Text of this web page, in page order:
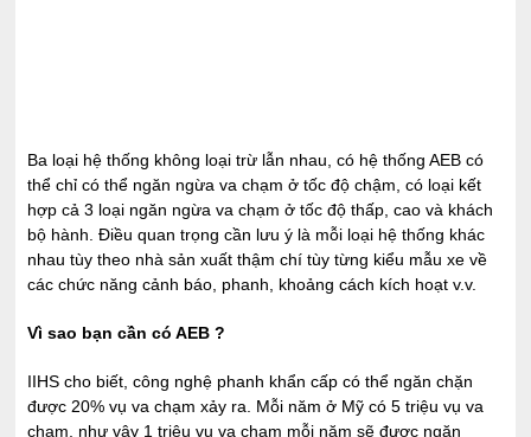
Ba loại hệ thống không loại trừ lẫn nhau, có hệ thống AEB có
thể chỉ có thể ngăn ngừa va chạm ở tốc độ chậm, có loại kết
hợp cả 3 loại ngăn ngừa va chạm ở tốc độ thấp, cao và khách
bộ hành. Điều quan trọng cần lưu ý là mỗi loại hệ thống khác
nhau tùy theo nhà sản xuất thậm chí tùy từng kiểu mẫu xe về
các chức năng cảnh báo, phanh, khoảng cách kích hoạt v.v.
Vì sao bạn cần có AEB ?
IIHS cho biết, công nghệ phanh khẩn cấp có thể ngăn chặn
được 20% vụ va chạm xảy ra. Mỗi năm ở Mỹ có 5 triệu vụ va
chạm, như vậy 1 triệu vụ va chạm mỗi năm sẽ được ngăn